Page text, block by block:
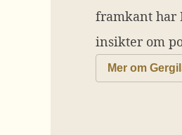
framkant har
insikter om
Mer om